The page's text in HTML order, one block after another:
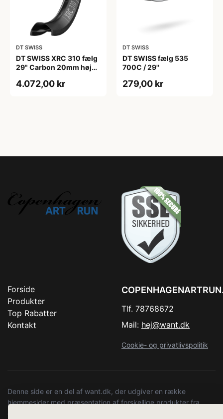
DT SWISS
DT SWISS XRC 310 fælg
29" Carbon 20mm høj
4.072,00 kr
DT SWISS
DT SWISS fælg 535
700C / 29''
279,00 kr
Forside
Produkter
Top Rabatter
Kontakt
Tlf. 78768672
Mail: hej@want.dk
Cookie- og privatlivspolitik
Denne side er en del af want.dk, der udgiver en række
hjemmesider med præsentation af forskellige produkter fra
diverse webshops. Der sælges ikke varer fra denne side - vi